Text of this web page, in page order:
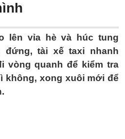
lên vỉa hè và húc tung
đứng, tài xế taxi nhanh
vòng quanh để kiểm tra
không, xong xuôi mới để